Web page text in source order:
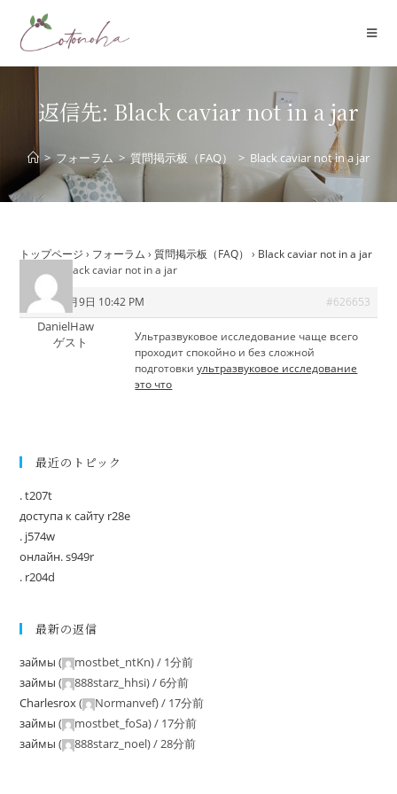
返信先: Black caviar not in a jar
> フォーラム > 質問掲示板（FAQ） > Black caviar not in a jar
トップページ › フォーラム › 質問掲示板（FAQ） › Black caviar not in a jar
返信先: Black caviar not in a jar
2026年7月9日 10:42 PM #626653
DanielHaw
ゲスト
Ультразвуковое исследование чаще всего
проходит спокойно и без сложной
подготовкиультразвуковое исследование
это что
最近のトピック
. t207t
доступа к сайту r28e
. j574w
онлайн. s949r
. r204d
最新の返信
займы ( mostbet_ntKn) / 1分前
займы ( 888starz_hhsi) /6分前
Charlesrox( Normanvef) / 17分前
займы ( mostbet_foSa) / 17分前
займы ( 888starz_noel) /28分前